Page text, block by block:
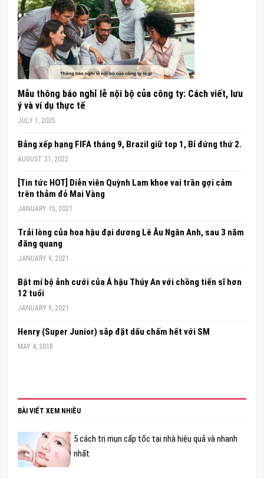
Mẫu thông báo nghỉ lễ nội bộ của công ty: Cách viết, lưu
ý và ví dụ thực tế
JULY 1, 2025
Bảng xếp hạng FIFA tháng 9, Brazil giữ top 1, Bỉ đứng thứ 2.
AUGUST 31, 2022
[Tin tức HOT] Diễn viên Quỳnh Lam khoe vai trần gợi cảm
trên thảm đỏ Mai Vàng
JANUARY 15, 2021
Trải lòng của hoa hậu đại dương Lê Âu Ngân Anh, sau 3 năm
đăng quang
JANUARY 9, 2021
Bật mí bộ ảnh cưới của Á hậu Thúy An với chồng tiến sĩ hơn
12 tuổi
JANUARY 9, 2021
Henry (Super Junior) sắp đặt dấu chấm hết với SM
MAY 4, 2018
BÀI VIẾT XEM NHIỀU
5 cách trị mụn cấp tốc tại nhà hiệu quả và nhanh
nhất